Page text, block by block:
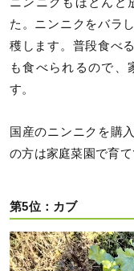
た。ニンニクをバラ
穫します。普段食べ
も食べられるので、
す。
国産のニンニクを購
の方は家庭菜園で育
第5位：カブ